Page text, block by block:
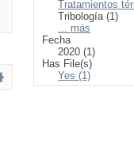
Tratamientos
Tribología (1)
... más
Fecha
2020 (1)
Has File(s)
Yes (1)